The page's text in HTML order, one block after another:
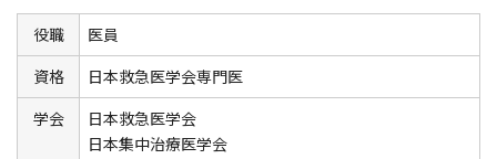
役職 医員
資格 日本救急医学会専門医
学会
日本救急医学会
日本集中治療医学会